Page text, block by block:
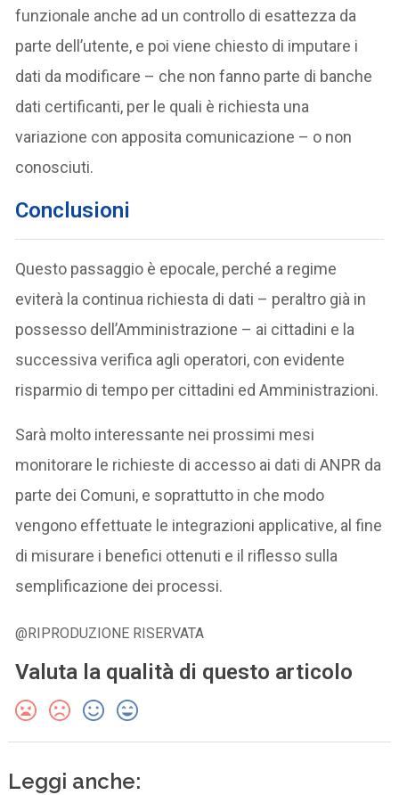
funzionale anche ad un controllo di esattezza da
parte dell’utente, e poi viene chiesto di imputare i
dati da modificare – che non fanno parte di banche
dati certificanti, per le quali è richiesta una
variazione con apposita comunicazione – o non
conosciuti.
Conclusioni
Questo passaggio è epocale, perché a regime
eviterà la continua richiesta di dati – peraltro già in
possesso dell’Amministrazione – ai cittadini e la
successiva verifica agli operatori, con evidente
risparmio di tempo per cittadini ed Amministrazioni.
Sarà molto interessante nei prossimi mesi
monitorare le richieste di accesso ai dati di ANPR da
parte dei Comuni, e soprattutto in che modo
vengono effettuate le integrazioni applicative, al fine
di misurare i benefici ottenuti e il riflesso sulla
semplificazione dei processi.
@RIPRODUZIONE RISERVATA
Valuta la qualità di questo articolo
Leggi anche: